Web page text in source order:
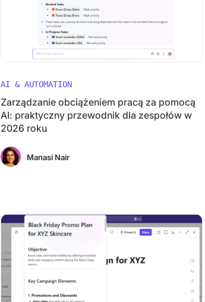
AI & AUTOMATION
Zarządzanie obciążeniem pracą za pomocą
AI: praktyczny przewodnik dla zespołów w
2026 roku
Manasi Nair